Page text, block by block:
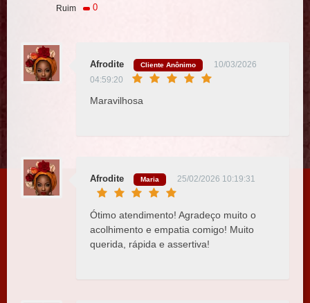
Ruim 0
Afrodite Cliente Anônimo
10/03/2026
04:59:20
Maravilhosa
Afrodite Maria 25/02/2026 10:19:31
Ótimo atendimento! Agradeço muito o
acolhimento e empatia comigo! Muito
querida, rápida e assertiva!